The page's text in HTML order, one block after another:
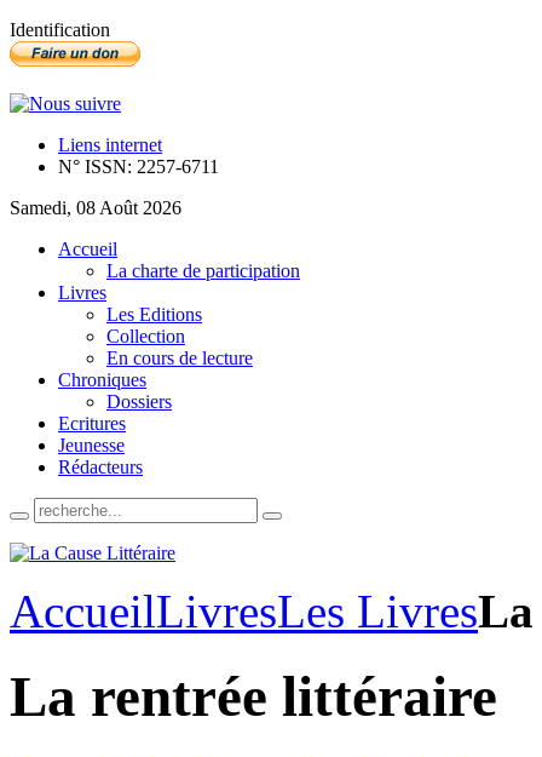
Identification
Liens internet
N° ISSN: 2257-6711
Samedi, 08 Août 2026
Accueil
La charte de participation
Livres
Les Editions
Collection
En cours de lecture
Chroniques
Dossiers
Ecritures
Jeunesse
Rédacteurs
AccueilLivresLes LivresLa
La rentrée littéraire